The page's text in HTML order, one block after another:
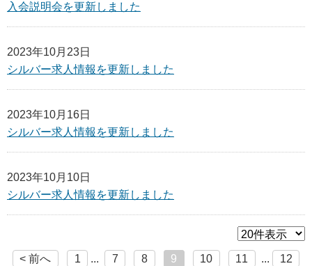
入会説明会を更新しました
2023年10月23日
シルバー求人情報を更新しました
2023年10月16日
シルバー求人情報を更新しました
2023年10月10日
シルバー求人情報を更新しました
< 前へ 1 ... 7 8 9 10 11 ...
12